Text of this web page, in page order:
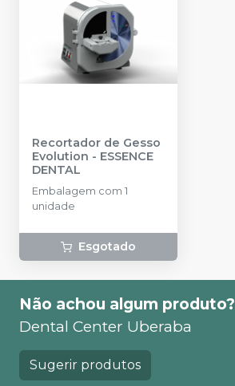
Recortador de Gesso
Evolution - ESSENCE
DENTAL
Embalagem com 1
unidade
Esgotado
Não achou algum produto?
Dental Center Uberaba
Sugerir produtos